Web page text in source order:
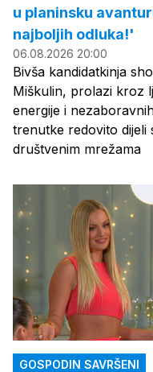
u planinsku
najboljih odluka!'
06.08.2026 20:00
Bivša kandidatkinja
Miškulin, prolazi kroz
energije i
trenutke redovito dijeli
društvenim mrežama
GOSPODIN SAVRŠENI